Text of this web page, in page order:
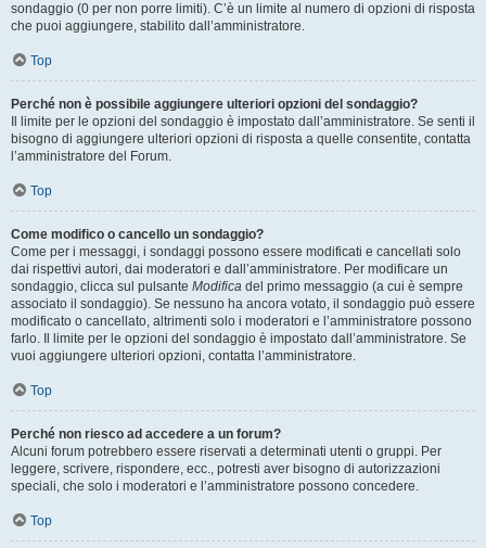
sondaggio (0 per non porre limiti). C’è un limite al numero di opzioni di risposta
che puoi aggiungere, stabilito dall’amministratore.
Top
Perché non è possibile aggiungere ulteriori opzioni del sondaggio?
Il limite per le opzioni del sondaggio è impostato dall’amministratore. Se senti il
bisogno di aggiungere ulteriori opzioni di risposta a quelle consentite, contatta
l’amministratore del Forum.
Top
Come modifico o cancello un sondaggio?
Come per i messaggi, i sondaggi possono essere modificati e cancellati solo
dai rispettivi autori, dai moderatori e dall’amministratore. Per modificare un
sondaggio, clicca sul pulsante Modifica del primo messaggio (a cui è sempre
associato il sondaggio). Se nessuno ha ancora votato, il sondaggio può essere
modificato o cancellato, altrimenti solo i moderatori e l’amministratore possono
farlo. Il limite per le opzioni del sondaggio è impostato dall’amministratore. Se
vuoi aggiungere ulteriori opzioni, contatta l’amministratore.
Top
Perché non riesco ad accedere a un forum?
Alcuni forum potrebbero essere riservati a determinati utenti o gruppi. Per
leggere, scrivere, rispondere, ecc., potresti aver bisogno di autorizzazioni
speciali, che solo i moderatori e l’amministratore possono concedere.
Top